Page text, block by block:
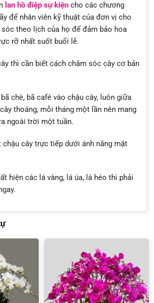
lan hồ điệp sự kiện cho các chương
để nhân viên kỹ thuật của đơn vị cho
theo lịch của họ để đảm bảo hoa
rỡ nhất suốt buổi lễ.
thì cần biết cách chăm sóc cây cơ bản
chè, bã café vào chậu cây, luôn giữa
thoáng, mỗi tháng một lần nên mang
ngoài trời một tuần.
chậu cây trực tiếp dưới ánh nắng mặt
hiện các lá vàng, lá úa, lá héo thì phải